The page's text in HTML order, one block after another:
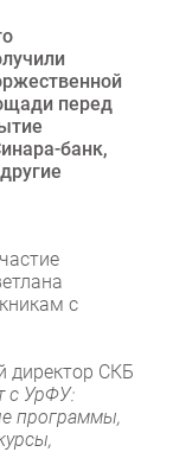
перед
банк,
с
директор СКБ
с УрФУ:
программы,